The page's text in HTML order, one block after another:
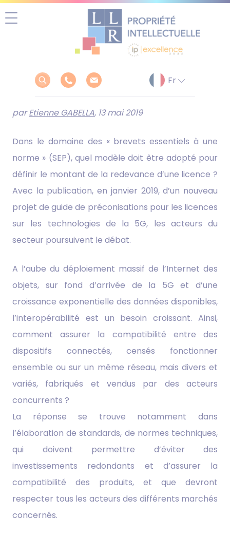
parEtienne GABELLA, 13 mai 2019
Dans le domaine des « brevets essentiels à une
norme » (SEP), quel modèle doit être adopté pour
définir le montant de la redevance d’une licence ?
Avec la publication, en janvier 2019, d’un nouveau
projet de guide de préconisations pour les licences
sur les technologies de la 5G, les acteurs du
secteur poursuivent le débat.
A l’aube du déploiement massif de l’Internet des
objets, sur fond d’arrivée de la 5G et d’une
croissance exponentielle des données disponibles,
l’interopérabilité est un besoin croissant. Ainsi,
comment assurer la compatibilité entre des
dispositifs connectés, censés fonctionner
ensemble ou sur un même réseau, mais divers et
variés, fabriqués et vendus par des acteurs
concurrents ?
La réponse se trouve notamment dans
l’élaboration de standards, de normes techniques,
qui doivent permettre d’éviter des
investissements redondants et d’assurer la
compatibilité des produits, et que devront
respecter tous les acteurs des différents marchés
concernés.